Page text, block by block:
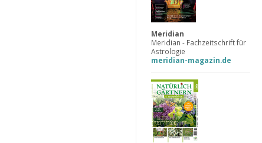
Meridian
Meridian - Fachzeitschrift für
Astrologie
meridian-magazin.de